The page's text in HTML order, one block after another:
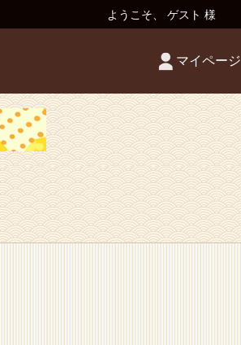
ようこそ、 ゲスト 様
マイページ